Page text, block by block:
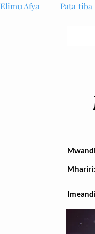
Elimu Afya Pata tiba
Mhariri: